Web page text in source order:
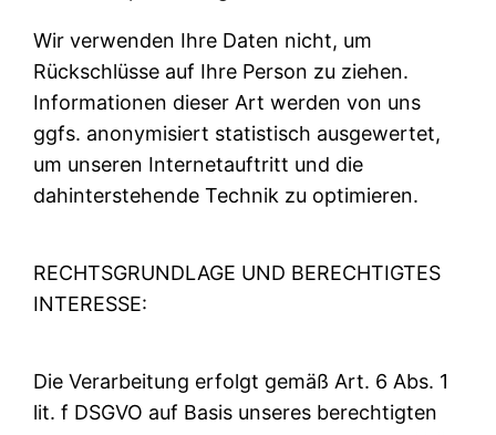
Wir verwenden Ihre Daten nicht, um
Rückschlüsse auf Ihre Person zu ziehen.
Informationen dieser Art werden von uns
ggfs. anonymisiert statistisch ausgewertet,
um unseren Internetauftritt und die
dahinterstehende Technik zu optimieren.
RECHTSGRUNDLAGE UND BERECHTIGTES
INTERESSE:
Die Verarbeitung erfolgt gemäß Art. 6 Abs. 1
lit. f DSGVO auf Basis unseres berechtigten